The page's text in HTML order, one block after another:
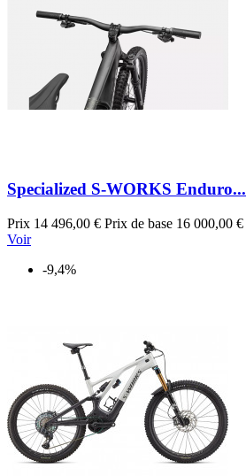
Specialized S-WORKS Enduro...
Prix 14 496,00 € Prix de base 16 000,00 €
Voir
-9,4%